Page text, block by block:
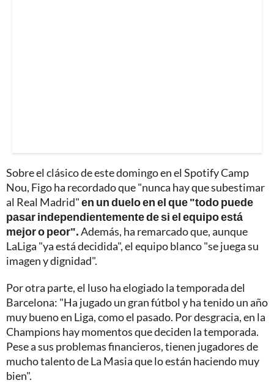
Sobre el clásico de este domingo en el Spotify Camp
Nou, Figo ha recordado que "nunca hay que subestimar
al Real Madrid"en un duelo en el que "todo puede
pasar independientemente de si el equipo está
mejor o peor".Además, ha remarcado que, aunque
LaLiga "ya está decidida", el equipo blanco "se juega su
imagen y dignidad".
Por otra parte, el luso ha elogiado la temporada del
Barcelona: "Ha jugado un gran fútbol y ha tenido un año
muy bueno en Liga, como el pasado. Por desgracia, en la
Champions hay momentos que deciden la temporada.
Pese a sus problemas financieros, tienen jugadores de
mucho talento de La Masia que lo están haciendo muy
bien".